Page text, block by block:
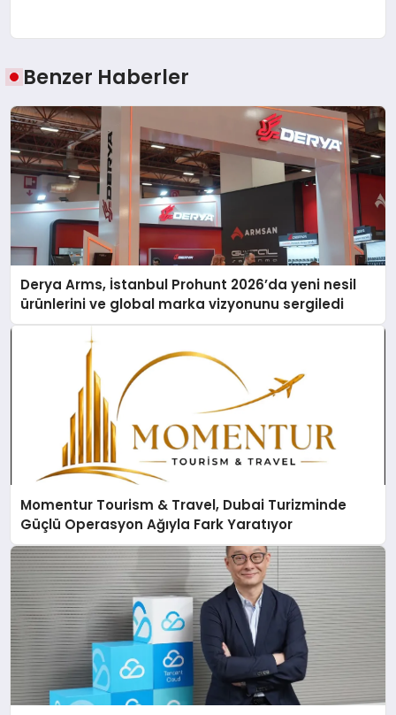
Benzer Haberler
Derya Arms, İstanbul Prohunt 2026’da yeni nesil
ürünlerini ve global marka vizyonunu sergiledi
Momentur Tourism & Travel, Dubai Turizminde
Güçlü Operasyon Ağıyla Fark Yaratıyor